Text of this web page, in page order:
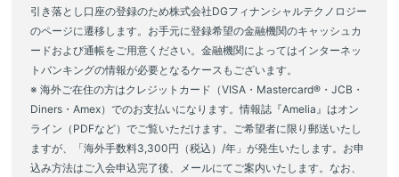
託する場合がございます。その場合は、個人情報の保護が十分に図ら
れている企業を選定し、個人情報保護の契約を締結する等必要かつ適
切な処置を実施いたします。
3.個人情報の第三者提供について
当社では、個人情報の提供に関して、同意がある場合および法令の規
定に基づく場合以外は第三者に提供いたしません。
4.保有個人データまたは第三者提供記録の開示等の請求等について
第2章 会員
第5条(会員)
会員とは、アメリアに入会を申し込み、アメリアがこれを承認した
者とします。
アメリアが入会を承認した時点で、会員はこの会員規約を承諾して
いるものとみなし、また、会員とアメリアとの間で会員規約を契約
内容とする会員サービス利用契約が締結されているものとします。
会員の資格期間は､1年間とします｡
会員の資格は、第10条に定めるところによって、更新することがで
じて付与されます。
ある取引についてポイントを付与するか否か、付与するポイント数、そ
の他ポイントの付与に関する最終的な判断は、当社が行うものとし、会
員はこれに従うものとします。
第3条（ポイントの管理・利用）
員が利用したポイント数およびポイント数の残高を確認するものとしま
す。
会員が前項のポイント数に疑義を生じた場合、ただちに当社に自ら連絡
引き落とし口座の登録のため株式会社DGフィナンシャルテクノロジー
のページに遷移します。お手元に登録希望の金融機関のキャッシュカ
ードおよび通帳をご用意ください。金融機関によってはインターネッ
トバンキングの情報が必要となるケースもございます。
※ 海外ご在住の方はクレジットカード（VISA・Mastercard®・JCB・
Diners・Amex）でのお支払いになります。情報誌『Amelia』はオン
ライン（PDFなど）でご覧いただけます。ご希望者に限り郵送いたし
ますが、「海外手数料3,300円（税込）/年」が発生いたします。お申
込み方法はご入会申込完了後、メールにてご案内いたします。なお、